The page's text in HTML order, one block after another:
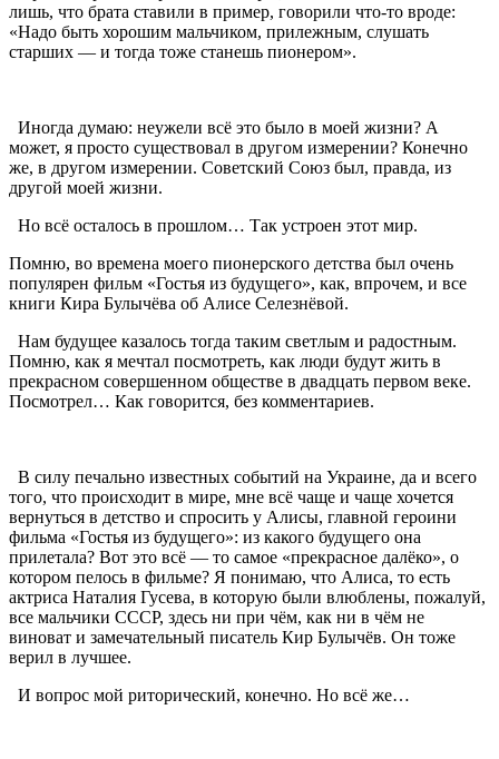
лишь, что брата ставили в пример, говорили что-то вроде:
«Надо быть хорошим мальчиком, прилежным, слушать
старших — и тогда тоже станешь пионером».
Иногда думаю: неужели всё это было в моей жизни? А
может, я просто существовал в другом измерении? Конечно
же, в другом измерении. Советский Союз был, правда, из
другой моей жизни.
Но всё осталось в прошлом… Так устроен этот мир.
Помню, во времена моего пионерского детства был очень
популярен фильм «Гостья из будущего», как, впрочем, и все
книги Кира Булычёва об Алисе Селезнёвой.
Нам будущее казалось тогда таким светлым и радостным.
Помню, как я мечтал посмотреть, как люди будут жить в
прекрасном совершенном обществе в двадцать первом веке.
Посмотрел… Как говорится, без комментариев.
В силу печально известных событий на Украине, да и всего
того, что происходит в мире, мне всё чаще и чаще хочется
вернуться в детство и спросить у Алисы, главной героини
фильма «Гостья из будущего»: из какого будущего она
прилетала? Вот это всё — то самое «прекрасное далёко», о
котором пелось в фильме? Я понимаю, что Алиса, то есть
актриса Наталия Гусева, в которую были влюблены, пожалуй,
все мальчики СССР, здесь ни при чём, как ни в чём не
виноват и замечательный писатель Кир Булычёв. Он тоже
верил в лучшее.
И вопрос мой риторический, конечно. Но всё же…